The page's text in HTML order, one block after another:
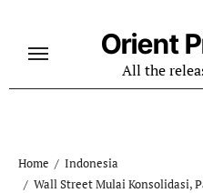
content
Orient
All the
Home
Indonesia
Wall Street Mulai Konsolidasi,